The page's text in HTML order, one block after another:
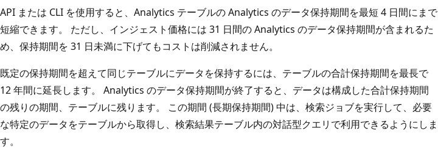
API または CLI を使用すると、Analytics テーブルの Analytics のデータ保持期間を最短 4 日間にまで
短縮できます。 ただし、インジェスト価格には 31 日間の Analytics のデータ保持期間が含まれるた
め、保持期間を 31 日未満に下げてもコストは削減されません。
既定の保持期間を超えて同じテーブルにデータを保持するには、テーブルの合計保持期間を最長で
12 年間に延長します。 Analytics のデータ保持期間が終了すると、データは構成した合計保持期間
の残りの期間、テーブルに残ります。 この期間 (長期保持期間) 中は、検索ジョブを実行して、必要
な特定のデータをテーブルから取得し、検索結果テーブル内の対話型クエリで利用できるようにしま
す。